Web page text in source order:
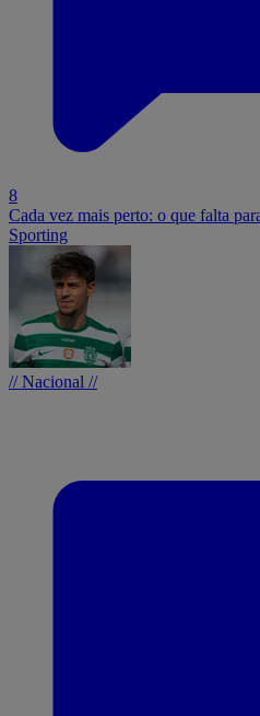
8
Cada vez mais perto: o que falta
Sporting
// Nacional //